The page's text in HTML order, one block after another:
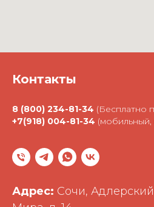
Контакты
8 (800) 234-81-34 (Бесплатно
+7(918) 004-81-34
Адрес: Сочи,